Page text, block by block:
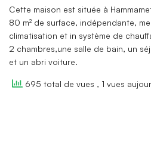
Cette maison est située à
80 m² de surface, indépendante,
climatisation et in système de
2 chambres,une salle de bain, un
et un abri voiture.
695 total de vues , 1 vues